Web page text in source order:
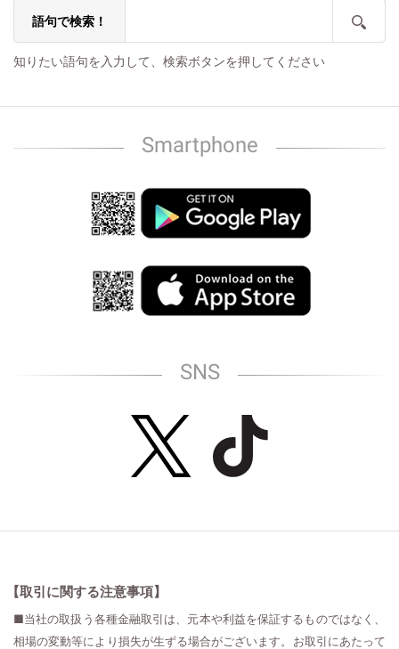
語句で検索！
知りたい語句を入力して、検索ボタンを押してください
Smartphone
SNS
【取引に関する注意事項】
■当社の取扱う各種金融取引は、元本や利益を保証するものではなく、
相場の変動等により損失が生ずる場合がございます。お取引にあたって